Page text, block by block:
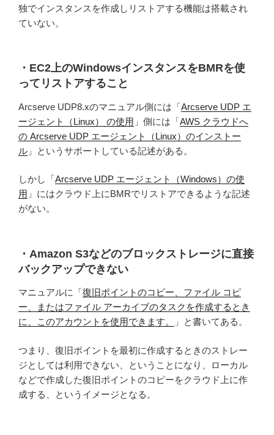
独でインスタンスを作成しリストアする機能は搭載され
ていない。
・EC2上のWindowsインスタンスをBMRを使
ってリストアすること
Arcserve UDP8.xのマニュアル側には「Arcserve UDP エ
ージェント（Linux） の使用 」側には「AWS クラウドへ
の Arcserve UDP エージェント（Linux）のインストー
ル 」というサポートしている記述がある。
しかし「Arcserve UDP エージェント（Windows）の使
用 」にはクラウド上にBMRでリストアできるような記述
がない。
・Amazon S3などのブロックストレージに直接
バックアップできない
マニュアルに「復旧ポイントのコピー、ファイル コピ
ー、またはファイル アーカイブのタスクを作成するとき
に、このアカウントを使用できます。
」と書いてある。
つまり、復旧ポイントを最初に作成するときのストレー
ジとしては利用できない、ということになり、ローカル
などで作成した復旧ポイントのコピーをクラウド上に作
成する、というイメージとなる。